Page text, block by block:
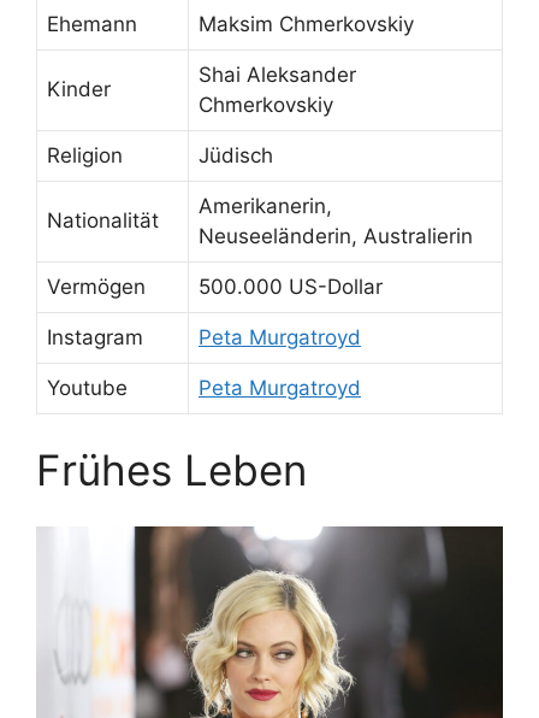
Ehemann Maksim Chmerkovskiy
Kinder
Shai Aleksander
Chmerkovskiy
Religion Jüdisch
Nationalität
Amerikanerin,
Neuseeländerin, Australierin
Vermögen 500.000 US-Dollar
Instagram Peta Murgatroyd
Youtube Peta Murgatroyd
Frühes Leben